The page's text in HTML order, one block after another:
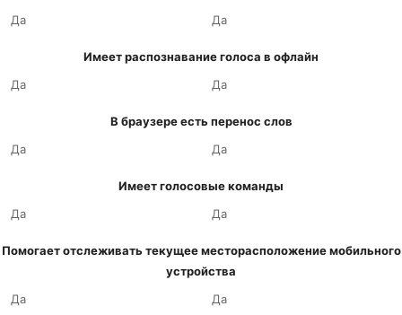
Да
Да
Имеет распознавание голоса в офлайн
Да
Да
В браузере есть перенос слов
Да
Да
Имеет голосовые команды
Да
Да
Помогает отслеживать текущее месторасположение мобильного
устройства
Да
Да